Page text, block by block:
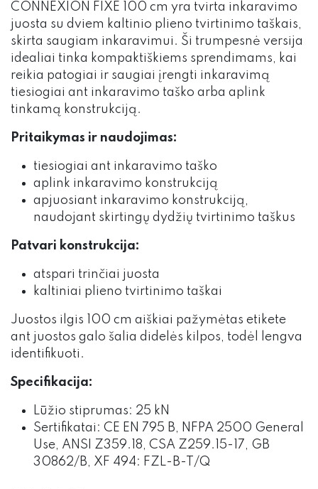
CONNEXION FIXE 100 cm yra tvirta inkaravimo
juosta su dviem kaltinio plieno tvirtinimo taškais,
skirta saugiam inkaravimui. Ši trumpesnė versija
idealiai tinka kompaktiškiems sprendimams, kai
reikia patogiai ir saugiai įrengti inkaravimą
tiesiogiai ant inkaravimo taško arba aplink
tinkamą konstrukciją.
Pritaikymas ir naudojimas:
tiesiogiai ant inkaravimo taško
aplink inkaravimo konstrukciją
apjuosiant inkaravimo konstrukciją,
naudojant skirtingų dydžių tvirtinimo taškus
Patvari konstrukcija:
atspari trinčiai juosta
kaltiniai plieno tvirtinimo taškai
Juostos ilgis 100 cm aiškiai pažymėtas etikete
ant juostos galo šalia didelės kilpos, todėl lengva
identifikuoti.
Specifikacija:
Lūžio stiprumas: 25 kN
Sertifikatai: CE EN 795 B, NFPA 2500 General
Use, ANSI Z359.18, CSA Z259.15-17, GB
30862/B, XF 494: FZL-B-T/Q